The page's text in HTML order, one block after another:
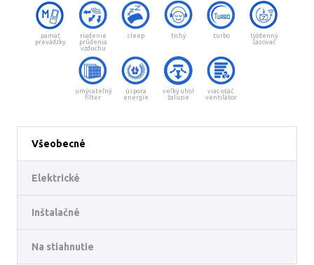
pamäť
prevádzky
riadenie
prúdenia
vzduchu
sleep tichý turbo
týždenný
časovač
umývateľný
filter
úspora
energie
veľký uhol
žaluzie
viac otáč.
ventilátor
Všeobecné
Elektrické
Inštalačné
Na stiahnutie